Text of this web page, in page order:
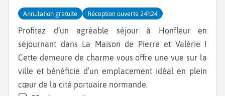
Annulation gratuite Réception ouverte 24h24
Profitez d’un agréable séjour à Honfleur en
séjournant dans La Maison de Pierre et Valérie !
Cette demeure de charme vous offre une vue sur la
ville et bénéficie d’un emplacement idéal en plein
cœur de la cité portuaire normande.